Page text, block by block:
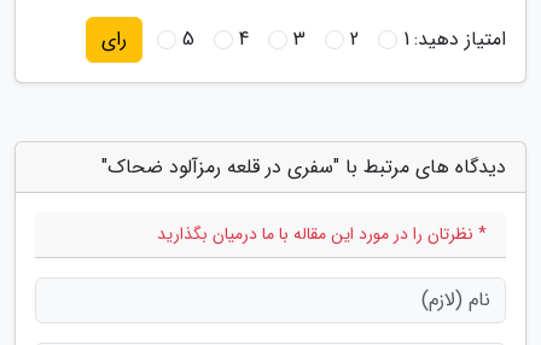
امتیاز دهید:1
2
3
4
5 رای
دیدگاه های مرتبط با "سفری در قلعه رمزآلود ضحاک"
* نظرتان را در مورد این مقاله با ما درمیان بگذارید